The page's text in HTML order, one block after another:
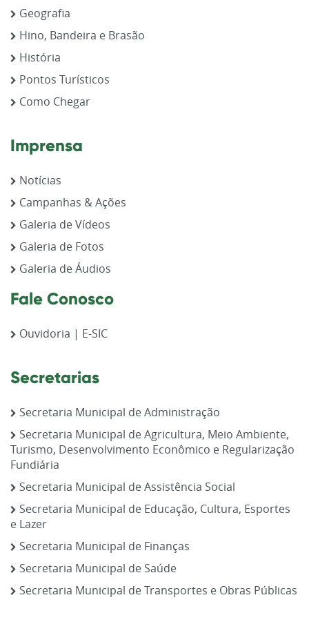
Geografia
Hino, Bandeira e Brasão
História
Pontos Turísticos
Como Chegar
Imprensa
Notícias
Campanhas & Ações
Galeria de Vídeos
Galeria de Fotos
Galeria de Áudios
Fale Conosco
Ouvidoria | E-SIC
Secretarias
Secretaria Municipal de Administração
Secretaria Municipal de Agricultura, Meio Ambiente,
Turismo, Desenvolvimento Econômico e Regularização
Fundiária
Secretaria Municipal de Assistência Social
Secretaria Municipal de Educação, Cultura, Esportes
e Lazer
Secretaria Municipal de Finanças
Secretaria Municipal de Saúde
Secretaria Municipal de Transportes e Obras Públicas